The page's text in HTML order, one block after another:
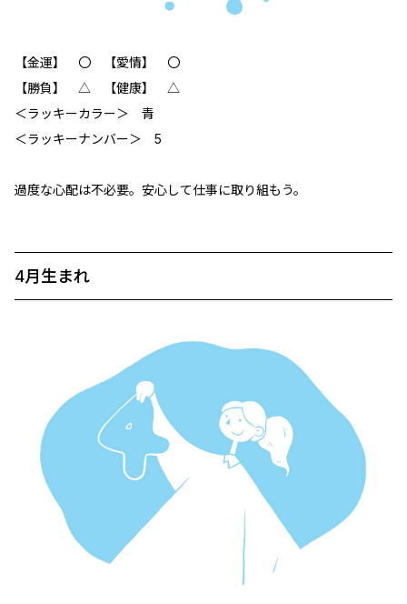
【金運】 〇 【愛情】 〇
【勝負】 △ 【健康】 △
＜ラッキーカラー＞ 青
＜ラッキーナンバー＞ 5
過度な心配は不必要。安心して仕事に取り組もう。
4月生まれ